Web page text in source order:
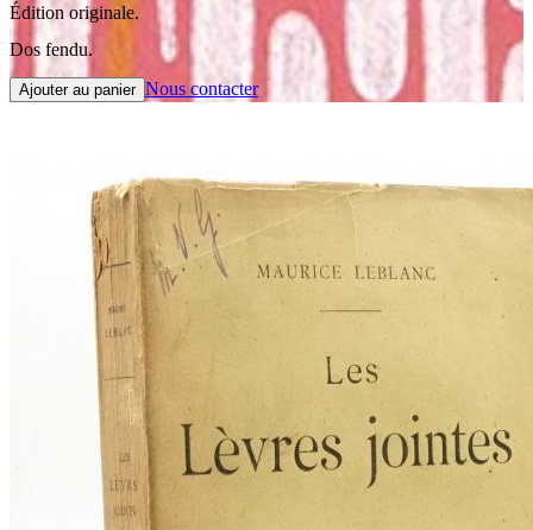
Édition originale.
Dos fendu.
Ajouter au panier Nous contacter